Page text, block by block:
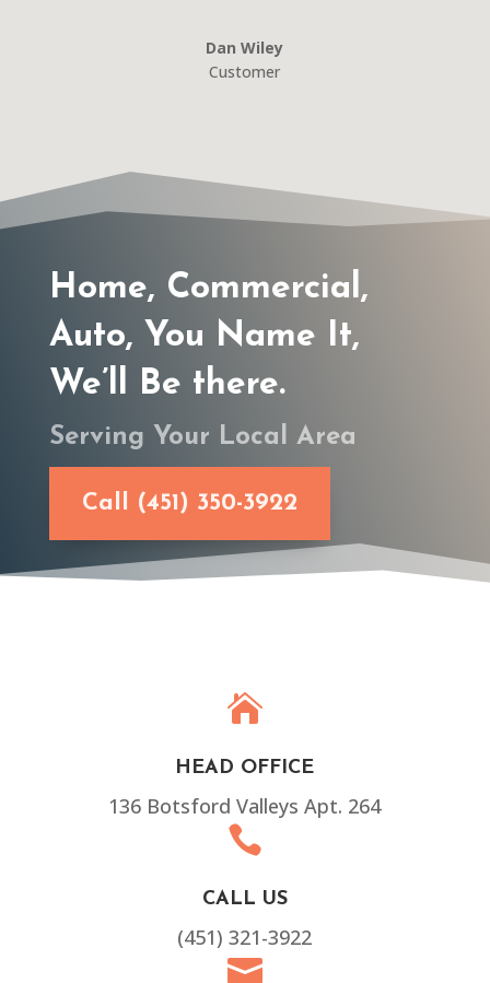
Dan Wiley
Customer
Home, Commercial,
Auto, You Name It,
We’ll Be there.
Serving Your Local Area
Call (451) 350-3922

HEAD OFFICE
136 Botsford Valleys Apt. 264

CALL US
(451) 321-3922
